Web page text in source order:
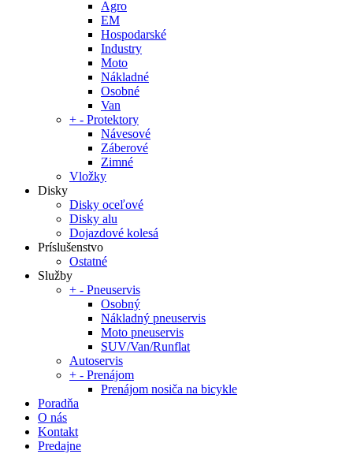
Agro
EM
Hospodarské
Industry
Moto
Nákladné
Osobné
Van
+ - Protektory
Návesové
Záberové
Zimné
Vložky
Disky
Disky oceľové
Disky alu
Dojazdové kolesá
Príslušenstvo
Ostatné
Služby
+ - Pneuservis
Osobný
Nákladný pneuservis
Moto pneuservis
SUV/Van/Runflat
Autoservis
+ - Prenájom
Prenájom nosiča na bicykle
Poradňa
O nás
Kontakt
Predajne